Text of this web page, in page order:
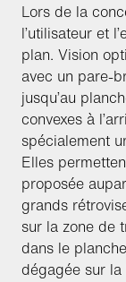
Lors de la
l’utilisateur et
plan. Vision
avec un pare-
jusqu’au
convexes à
spécialement
Elles
proposée
grands
sur la zone de
dans le
dégagée sur la